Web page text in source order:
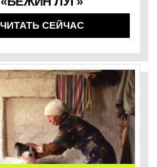
ЧИТАТЬ СЕЙЧАС